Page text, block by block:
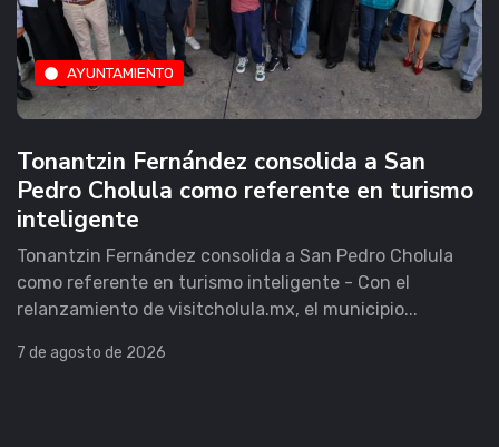
AYUNTAMIENTO
Tonantzin Fernández consolida a San
Pedro Cholula como referente en turismo
inteligente
Tonantzin Fernández consolida a San Pedro Cholula
como referente en turismo inteligente - Con el
relanzamiento de visitcholula.mx, el municipio...
7 de agosto de 2026